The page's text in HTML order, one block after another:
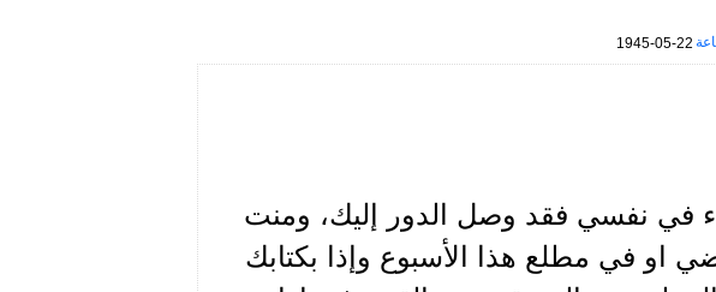
1945-05-22
في نفسي فقد وصل الدور إليك، ومنت
او في مطلع هذا الأسبوع وإذا بكتابك